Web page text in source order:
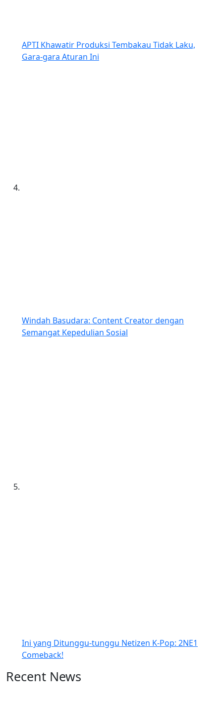
APTI Khawatir Produksi Tembakau Tidak Laku,
Gara-gara Aturan Ini
Windah Basudara: Content Creator dengan
Semangat Kepedulian Sosial
Ini yang Ditunggu-tunggu Netizen K-Pop: 2NE1
Comeback!
Recent News